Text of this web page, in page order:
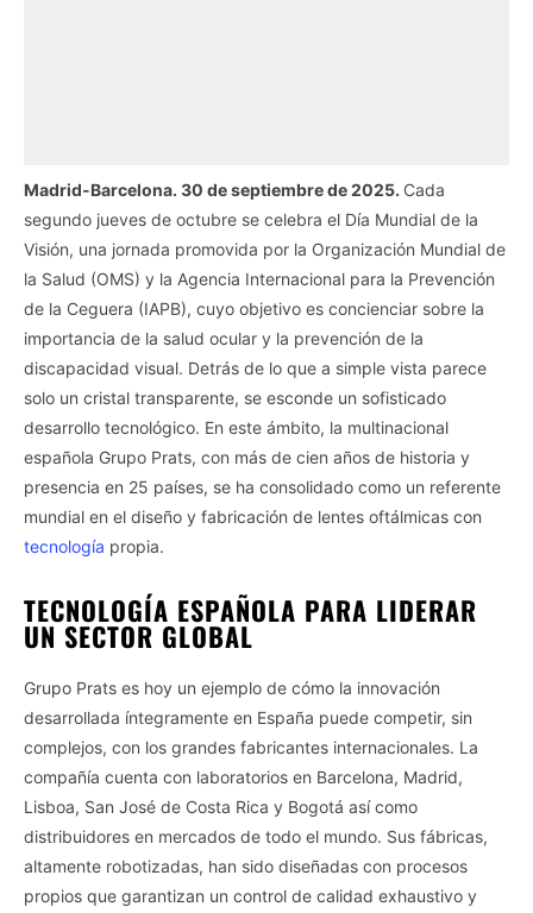
Madrid-Barcelona. 30 de septiembre de 2025. Cada
segundo jueves de octubre se celebra el Día Mundial de la
Visión, una jornada promovida por la Organización Mundial de
la Salud (OMS) y la Agencia Internacional para la Prevención
de la Ceguera (IAPB), cuyo objetivo es concienciar sobre la
importancia de la salud ocular y la prevención de la
discapacidad visual. Detrás de lo que a simple vista parece
solo un cristal transparente, se esconde un sofisticado
desarrollo tecnológico. En este ámbito, la multinacional
española Grupo Prats, con más de cien años de historia y
presencia en 25 países, se ha consolidado como un referente
mundial en el diseño y fabricación de lentes oftálmicas con
tecnología propia.
TECNOLOGÍA ESPAÑOLA PARA LIDERAR
UN SECTOR GLOBAL
Grupo Prats es hoy un ejemplo de cómo la innovación
desarrollada íntegramente en España puede competir, sin
complejos, con los grandes fabricantes internacionales. La
compañía cuenta con laboratorios en Barcelona, Madrid,
Lisboa, San José de Costa Rica y Bogotá así como
distribuidores en mercados de todo el mundo. Sus fábricas,
altamente robotizadas, han sido diseñadas con procesos
propios que garantizan un control de calidad exhaustivo y